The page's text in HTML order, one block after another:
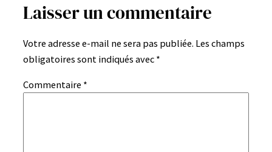
Laisser un commentaire
Votre adresse e-mail ne sera pas publiée. Les champs
obligatoires sont indiqués avec *
Commentaire *